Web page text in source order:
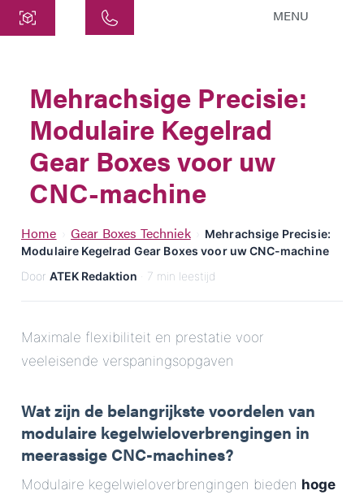
Siemensstraat 47
25462 Rellingen
info@atek.de
+49 4101 7953-0
Chat openen
Bedrijfsnaam
Adres
Bericht
MENU
Mehrachsige Precisie:
Modulaire Kegelrad
Gear Boxes voor uw
CNC-machine
Home Gear Boxes Techniek
Mehrachsige Precisie:
Modulaire Kegelrad Gear Boxes voor uw CNC-machine
Door ATEK Redaktion · 7 min leestijd
Maximale flexibiliteit en prestatie voor
veeleisende verspaningsopgaven
Wat zijn de belangrijkste voordelen van
modulaire kegelwieloverbrengingen in
meerassige CNC-machines?
Modulaire kegelwieloverbrengingen bieden hoge